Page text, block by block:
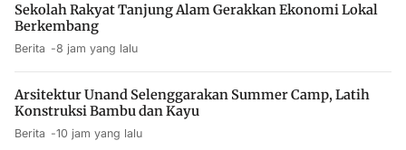
Sekolah Rakyat Tanjung Alam Gerakkan Ekonomi Lokal
Berkembang
Berita 8 jam yang lalu
Arsitektur Unand Selenggarakan Summer Camp, Latih
Konstruksi Bambu dan Kayu
Berita 10 jam yang lalu